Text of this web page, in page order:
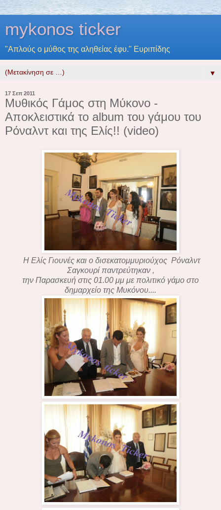
mykonos ticker
"Απλούς ο μύθος της αληθείας έφυ." Ευριπίδης
▼
17 Σεπ 2011
Μυθικός Γάμος στη Μύκονο -
Αποκλειστικά το album του γάμου του
Ρόναλντ και της Ελίς!! (video)
Η Ελίς Γιουνές και ο δισεκατομμυριούχος Ρόναλντ
Σαγκουρί παντρεύτηκαν ,
την Παρασκευή στις 01.00 μμ με πολιτικό γάμο στο
δημαρχείο της Μυκόνου....